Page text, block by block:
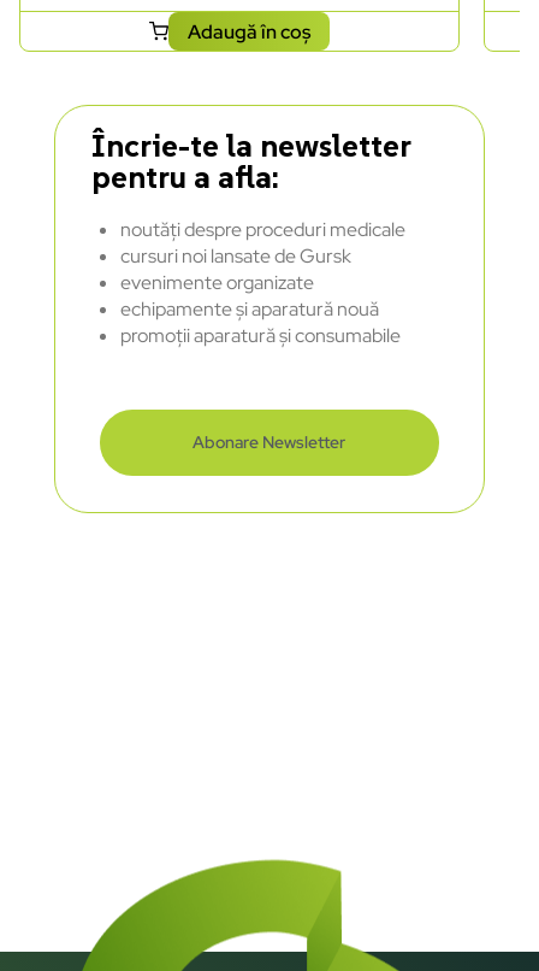
Adaugă în coș
Încrie-te la newsletter
pentru a afla:
noutăți despre proceduri medicale
cursuri noi lansate de Gursk
evenimente organizate
echipamente și aparatură nouă
promoții aparatură și consumabile
Abonare Newsletter